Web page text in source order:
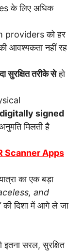
के लिए अधिक
providers को हर
आवश्यकता नहीं रह
सुरक्षित तरीके सेहो
digitally signed
मिलती है
Scanner Apps
का एक बड़ा
and
की दिशा में आगे ले जा
सरल, सुरक्षित